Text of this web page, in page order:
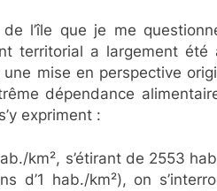
l’île que je me
territorial a largement
mise en perspective
dépendance
expriment :
km², s’étirant de 2553
d’1 hab./km²), on